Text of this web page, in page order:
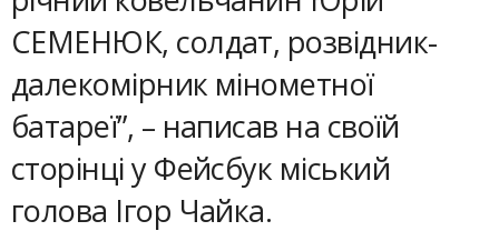
СЕМЕНЮК, солдат, розвідник-
далекомірник мінометної
батареї”, – написав на своїй
сторінці у Фейсбук міський
голова Ігор Чайка.